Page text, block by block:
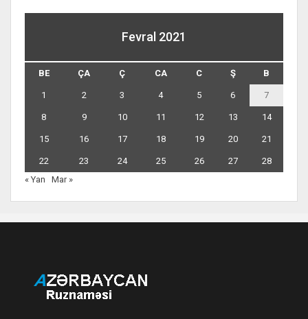
Fevral 2021
BE ÇA Ç CA C Ş B
1 2 3 4 5 6 7
8 9 10 11 12 13 14
15 16 17 18 19 20 21
22 23 24 25 26 27
28
« Yan
Mar »